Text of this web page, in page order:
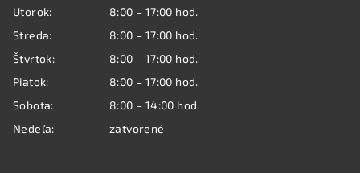
Utorok:
8:00 – 17:00 hod.
Streda:
8:00 – 17:00 hod.
Štvrtok:
8:00 – 17:00 hod.
Piatok:
8:00 – 17:00 hod.
Sobota:
8:00 – 14:00 hod.
Nedeľa:
zatvorené